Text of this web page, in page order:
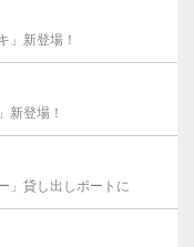
」新登場！
新登場！
」貸し出しポートに